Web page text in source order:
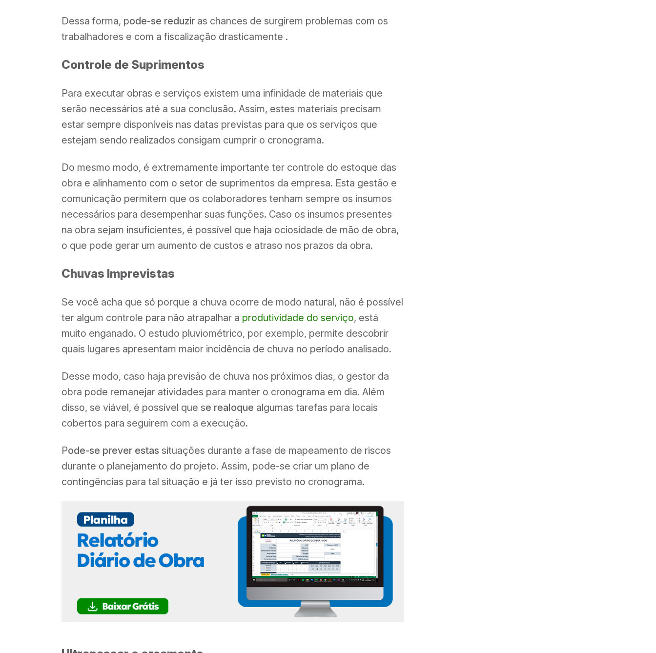
Dessa forma, pode-se reduzir as chances de surgirem problemas com os
trabalhadores e com a fiscalização drasticamente .
Controle de Suprimentos
Para executar obras e serviços existem uma infinidade de materiais que
serão necessários até a sua conclusão. Assim, estes materiais precisam
estar sempre disponíveis nas datas previstas para que os serviços que
estejam sendo realizados consigam cumprir o cronograma.
Do mesmo modo, é extremamente importante ter controle do estoque das
obra e alinhamento com o setor de suprimentos da empresa. Esta gestão e
comunicação permitem que os colaboradores tenham sempre os insumos
necessários para desempenhar suas funções. Caso os insumos presentes
na obra sejam insuficientes, é possível que haja ociosidade de mão de obra,
o que pode gerar um aumento de custos e atraso nos prazos da obra.
Chuvas Imprevistas
Se você acha que só porque a chuva ocorre de modo natural, não é possível
ter algum controle para não atrapalhar a produtividade do serviço, está
muito enganado. O estudo pluviométrico, por exemplo, permite descobrir
quais lugares apresentam maior incidência de chuva no período analisado.
Desse modo, caso haja previsão de chuva nos próximos dias, o gestor da
obra pode remanejar atividades para manter o cronograma em dia. Além
disso, se viável, é possível que se realoque algumas tarefas para locais
cobertos para seguirem com a execução.
Pode-se prever estas situações durante a fase de mapeamento de riscos
durante o planejamento do projeto. Assim, pode-se criar um plano de
contingências para tal situação e já ter isso previsto no cronograma.